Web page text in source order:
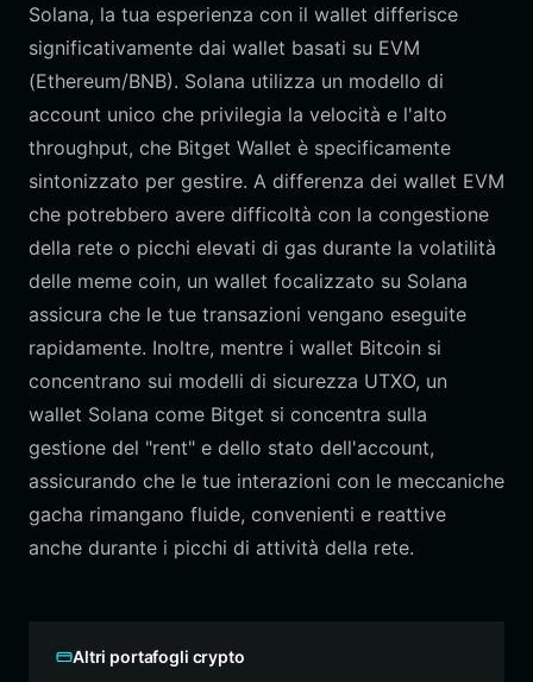
Solana, la tua esperienza con il wallet differisce
significativamente dai wallet basati su EVM
(Ethereum/BNB). Solana utilizza un modello di
account unico che privilegia la velocità e l'alto
throughput, che Bitget Wallet è specificamente
sintonizzato per gestire. A differenza dei wallet EVM
che potrebbero avere difficoltà con la congestione
della rete o picchi elevati di gas durante la volatilità
delle meme coin, un wallet focalizzato su Solana
assicura che le tue transazioni vengano eseguite
rapidamente. Inoltre, mentre i wallet Bitcoin si
concentrano sui modelli di sicurezza UTXO, un
wallet Solana come Bitget si concentra sulla
gestione del "rent" e dello stato dell'account,
assicurando che le tue interazioni con le meccaniche
gacha rimangano fluide, convenienti e reattive
anche durante i picchi di attività della rete.
Altri portafogli crypto